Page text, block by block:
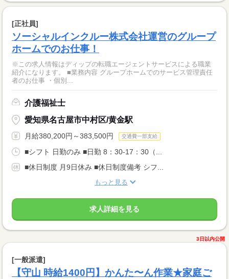
[正社員]
ソーシャルインクルー株式会社運営のグループ
ホームでのお仕事！
※この求人情報はディップの転職エージェントサービスによる職業
紹介になります。 ■業務内容 グループホームでのサービス管理責任
者のお仕事 ・個別...
介護福祉士
愛知県名古屋市中村区/黄金駅
月給380,200円～383,500円 交通費一部支給
■シフト 日勤のみ ■日勤 8：30-17：30（...
■休日制度 月9日休み ■休日制度備考 シフ...
もっと見る
求人詳細を見る
3日以内公開
[一般派遣]
【守山 時給1400円】かんた〜ん作業★家庭ご